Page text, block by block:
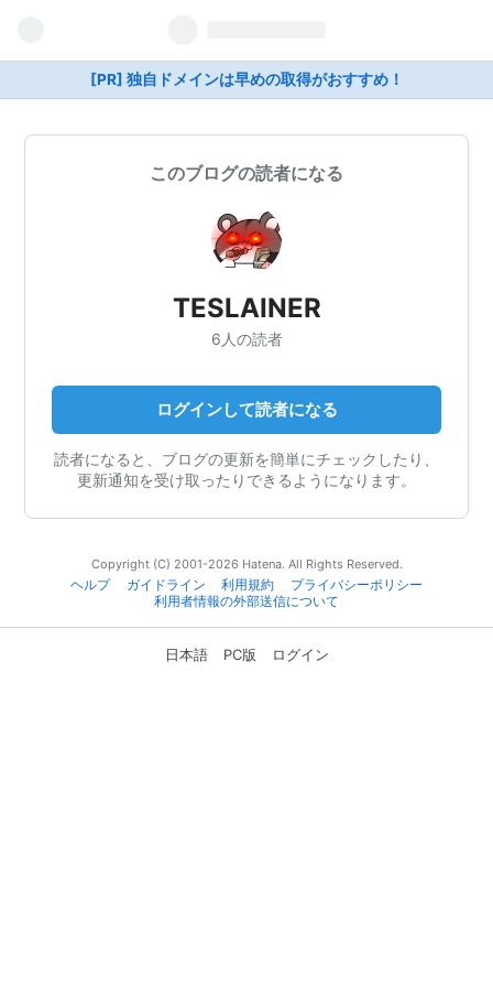
[PR] 独自ドメインは早めの取得がおすすめ！
このブログの読者になる
TESLAINER
6人の読者
ログインして読者になる
読者になると、ブログの更新を簡単にチェックしたり、
更新通知を受け取ったりできるようになります。
Copyright (C) 2001-2026 Hatena. All Rights Reserved.
ヘルプ
ガイドライン 利用規約
プライバシーポリシー
利用者情報の外部送信について
日本語 PC版 ログイン